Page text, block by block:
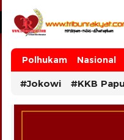
Tribun Rakyat
Tulus – Terdepan –
Polhukam Nasional
#Jokowi #KKB